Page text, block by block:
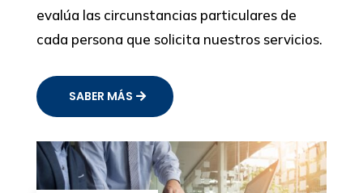
evalúa las circunstancias particulares de
cada persona que solicita nuestros servicios.
SABER MÁS